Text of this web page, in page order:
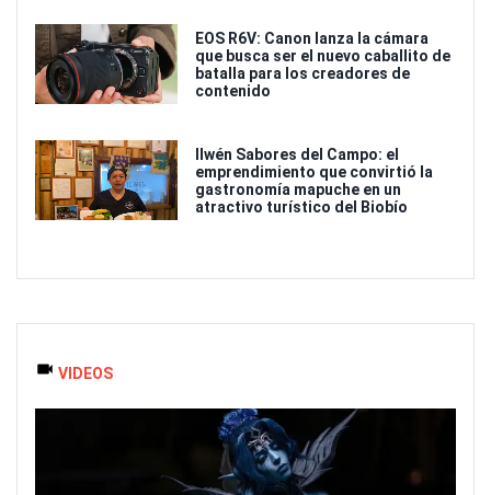
EOS R6V: Canon lanza la cámara
que busca ser el nuevo caballito de
batalla para los creadores de
contenido
Ilwén Sabores del Campo: el
emprendimiento que convirtió la
gastronomía mapuche en un
atractivo turístico del Biobío
VIDEOS